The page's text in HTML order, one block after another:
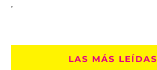
LAS MÁS LEÍDAS